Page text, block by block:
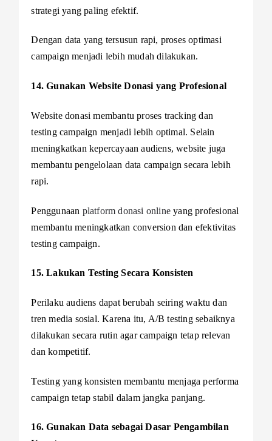
strategi yang paling efektif.
Dengan data yang tersusun rapi, proses optimasi
campaign menjadi lebih mudah dilakukan.
14. Gunakan Website Donasi yang Profesional
Website donasi membantu proses tracking dan
testing campaign menjadi lebih optimal. Selain
meningkatkan kepercayaan audiens, website juga
membantu pengelolaan data campaign secara lebih
rapi.
Penggunaan platform donasi onlineyang profesional
membantu meningkatkan conversion dan efektivitas
testing campaign.
15. Lakukan Testing Secara Konsisten
Perilaku audiens dapat berubah seiring waktu dan
tren media sosial. Karena itu, A/B testing sebaiknya
dilakukan secara rutin agar campaign tetap relevan
dan kompetitif.
Testing yang konsisten membantu menjaga performa
campaign tetap stabil dalam jangka panjang.
16. Gunakan Data sebagai Dasar Pengambilan